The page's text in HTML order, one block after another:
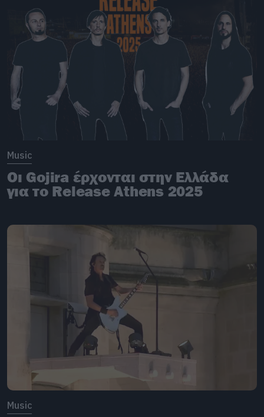
Music
Οι Gojira έρχονται στην Ελλάδα
για το Release Athens 2025
Music